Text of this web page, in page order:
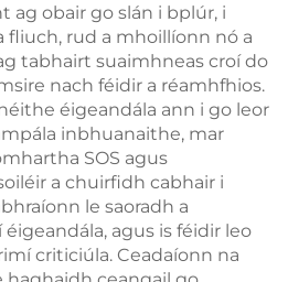
ag obair go slán i bplúr, i
fliuch, rud a mhoillíonn nó a
tabhairt suaimhneas croí do
nach féidir a réamhfhios.
éigeandála ann i go leor
inbhuanaithe, mar
SOS agus
a chuirfidh cabhair i
le saoradh a
agus is féidir leo
criticiúla. Ceadaíonn na